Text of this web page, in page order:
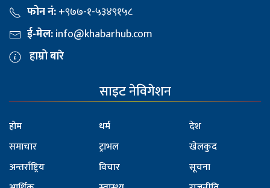
फोन नं:+९७७-१-५३४९१५८
ई-मेल:info@khabarhub.com
हाम्रो बारे
साइट नेविगेशन
होम
समाचार
अन्तर्राष्ट्रिय
धर्म
ट्राभल
विचार
देश
खेलकुद
सूचना